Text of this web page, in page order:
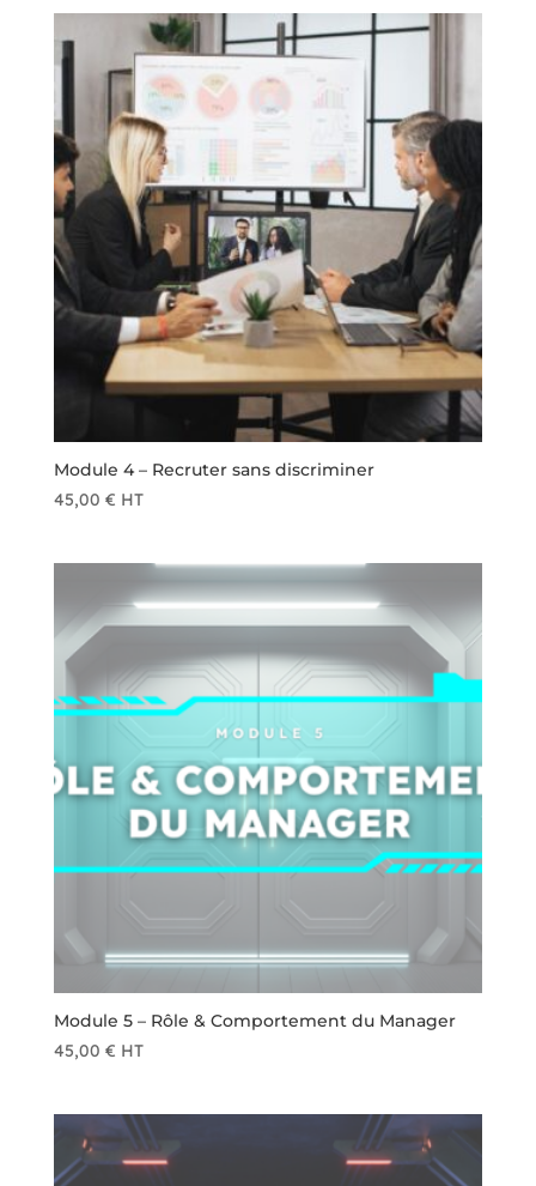
Module 4 – Recruter sans discriminer
45,00 € HT
Module 5 – Rôle & Comportement du Manager
45,00 € HT